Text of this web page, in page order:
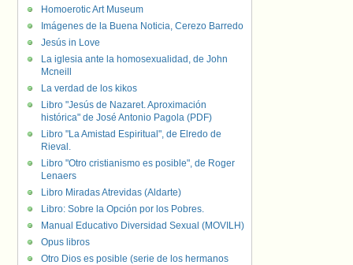
Homoerotic Art Museum
Imágenes de la Buena Noticia, Cerezo Barredo
Jesús in Love
La iglesia ante la homosexualidad, de John
Mcneill
La verdad de los kikos
Libro "Jesús de Nazaret. Aproximación
histórica" de José Antonio Pagola (PDF)
Libro "La Amistad Espiritual", de Elredo de
Rieval.
Libro "Otro cristianismo es posible", de Roger
Lenaers
Libro Miradas Atrevidas (Aldarte)
Libro: Sobre la Opción por los Pobres.
Manual Educativo Diversidad Sexual (MOVILH)
Opus libros
Otro Dios es posible (serie de los hermanos